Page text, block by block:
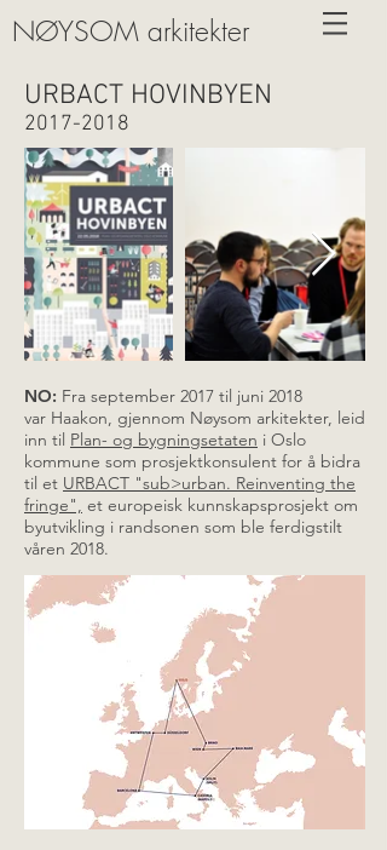
NØYSOM arkitekter
2017-2018
URBACT HOVINBYEN
NO: Fra september 2017 til juni 2018
var Haakon, gjennom Nøysom arkitekter, leid
inn til Plan- og bygningsetaten i Oslo
kommune som prosjektkonsulent for å bidra
til et URBACT "sub>urban. Reinventing the
fringe", et europeisk kunnskapsprosjekt om
byutvikling i randsonen som ble ferdigstilt
våren 2018.